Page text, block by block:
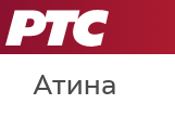
РТС
Атина